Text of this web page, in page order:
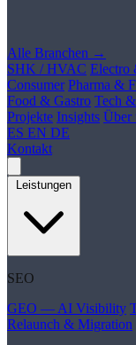
Alle Branchen →
SHK / HVAC Electro
Consumer Pharma &
Food & Gastro Tech
Projekte Insights Über
ES EN DE
Kontakt
Leistungen
SEO
GEO — AI Visibility
Relaunch & Migration